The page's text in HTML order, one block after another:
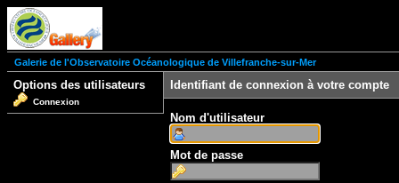
Galerie de l'Observatoire Océanologique de Villefranche-sur-Mer
Options des utilisateurs
Connexion
Identifiant de connexion à votre compte
Nom d'utilisateur
Mot de passe